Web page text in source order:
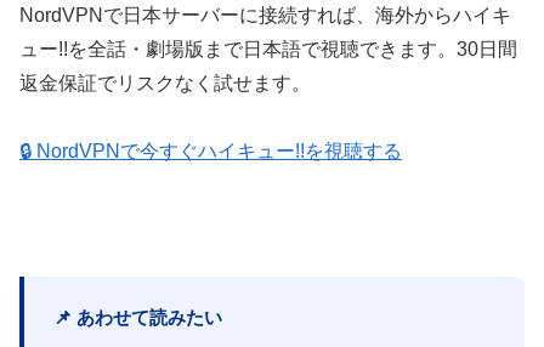
NordVPNで日本サーバーに接続すれば、海外からハイキ
ュー!!を全話・劇場版まで日本語で視聴できます。30日間
返金保証でリスクなく試せます。
🔒 NordVPNで今すぐハイキュー!!を視聴する
📌 あわせて読みたい